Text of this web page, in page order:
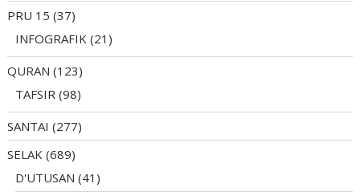
PRU 15 (37)
INFOGRAFIK (21)
QURAN (123)
TAFSIR (98)
SANTAI (277)
SELAK (689)
D'UTUSAN (41)